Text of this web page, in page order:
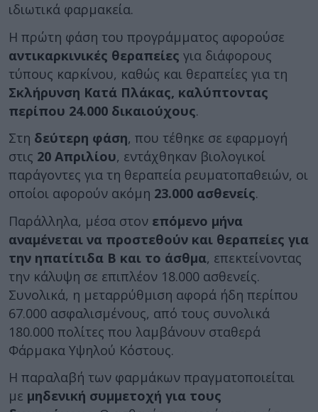
ιδιωτικά φαρμακεία.
Η πρώτη φάση του προγράμματος αφορούσε
αντικαρκινικές θεραπείες για διάφορους
τύπους καρκίνου, καθώς και θεραπείες για τη
Σκλήρυνση Κατά Πλάκας, καλύπτοντας
περίπου 24.000 δικαιούχους.
Στη δεύτερη φάση, που τέθηκε σε εφαρμογή
στις 20 Απριλίου, εντάχθηκαν βιολογικοί
παράγοντες για τη θεραπεία ρευματοπαθειών, οι
οποίοι αφορούν ακόμη 23.000 ασθενείς.
Παράλληλα, μέσα στον επόμενο μήνα
αναμένεται να προστεθούν και θεραπείες για
την ηπατίτιδα Β και το άσθμα, επεκτείνοντας
την κάλυψη σε επιπλέον 18.000 ασθενείς.
Συνολικά, η μεταρρύθμιση αφορά ήδη περίπου
67.000 ασφαλισμένους, από τους συνολικά
180.000 πολίτες που λαμβάνουν σταθερά
Φάρμακα Υψηλού Κόστους.
Η παραλαβή των φαρμάκων πραγματοποιείται
με μηδενική συμμετοχή για τους